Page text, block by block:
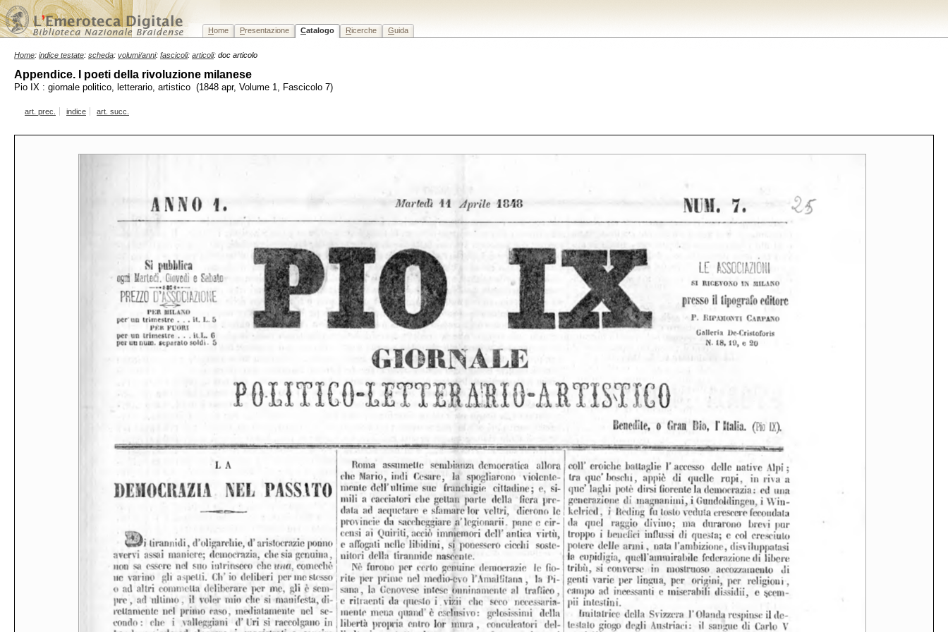
Home Presentazione Catalogo Ricerche Guida
Home: indice testate: scheda: volumi/anni: fascicoli: articoli: doc articolo
Appendice. I poeti della rivoluzione milanese
Pio IX : giornale politico, letterario, artistico (1848 apr, Volume 1, Fascicolo 7)
art. prec. indice art. succ.